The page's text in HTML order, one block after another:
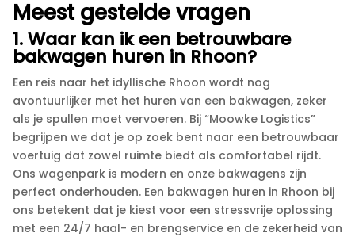
Meest gestelde vragen
1.​ Waar kan ik een betrouwbare
bakwagen huren in Rhoon?
Een reis naar het idyllische Rhoon wordt nog
avontuurlijker met het huren van een bakwagen, zeker
als je spullen moet vervoeren.​ Bij “Moowke Logistics”
begrijpen we dat je op zoek bent naar een betrouwbaar
voertuig dat zowel ruimte biedt als comfortabel rijdt.​
Ons wagenpark is modern en onze bakwagens zijn
perfect onderhouden.​ Een bakwagen huren in Rhoon bij
ons betekent dat je kiest voor een stressvrije oplossing
met een 24/7 haal- en brengservice en de zekerheid van